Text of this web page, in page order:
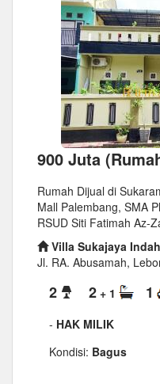
900 Juta
Rumah Dijual di
Mall Palembang, SMA
RSUD Siti Fatimah Az-
Villa Sukajaya Indah
Jl. RA. Abusamah,
2 2 + 1 1
- HAK MILIK
Kondisi: Bagus